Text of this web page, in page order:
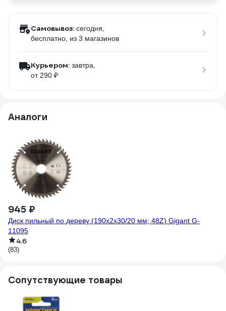
Самовывоз: сегодня,
бесплатно , из 3 магазинов
Курьером: завтра,
от 290 ₽
Аналоги
945 ₽
Диск пильный по дереву (190х2х30/20 мм; 48Z) Gigant G-
11095
4.6
(83)
Сопутствующие товары